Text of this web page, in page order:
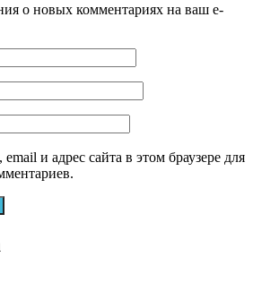
о новых комментариях на ваш e-
и адрес сайта в этом браузере для